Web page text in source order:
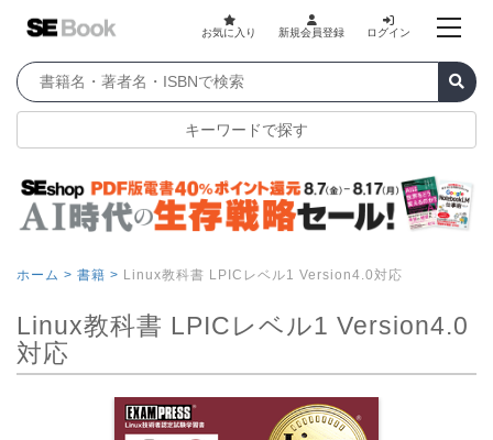
お気に入り 新規会員登録 ログイン
キーワードで探す
ホーム > 書籍 > Linux教科書 LPICレベル1 Version4.0対応
Linux教科書 LPICレベル1 Version4.0
対応